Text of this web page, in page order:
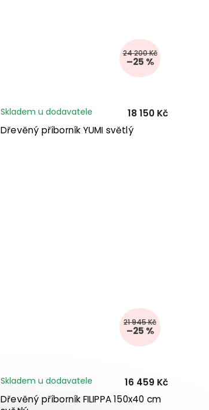
24 200 Kč
–25 %
Dřevěný příborník YUMI světlý
Skladem u dodavatele 18 150 Kč
21 945 Kč
–25 %
Dřevěný příborník FILIPPA 150x40 cm
Skladem u dodavatele 16 459 Kč